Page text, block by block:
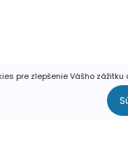
pre zlepšenie Vášho
Publikovať a